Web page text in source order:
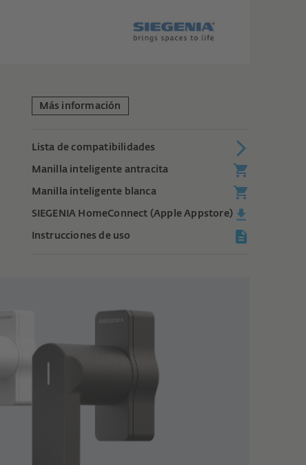
Más información
Lista de compatibilidades
Manilla inteligente antracita
Manilla inteligente blanca
SIEGENIA HomeConnect (Apple Appstore)
Instrucciones de uso